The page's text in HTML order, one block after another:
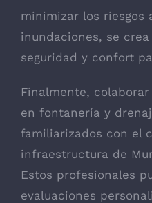
minimizar los riesgos
inundaciones, se
seguridad y confort
Finalmente,
en fontanería y
familiarizados con el
infraestructura de
Estos profesionales
evaluaciones